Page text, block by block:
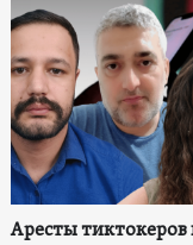
Аресты